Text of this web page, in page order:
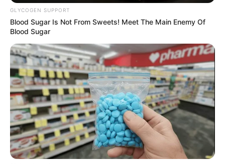
GLYCOGEN SUPPORT
Blood Sugar Is Not From Sweets! Meet The Main Enemy Of
Blood Sugar